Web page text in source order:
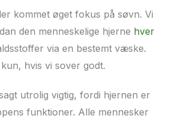
kommet øget fokus på søvn. Vi
den menneskelige hjerne hver
via en bestemt væske.
hvis vi sover godt.
utrolig vigtig, fordi hjernen er
funktioner. Alle mennesker